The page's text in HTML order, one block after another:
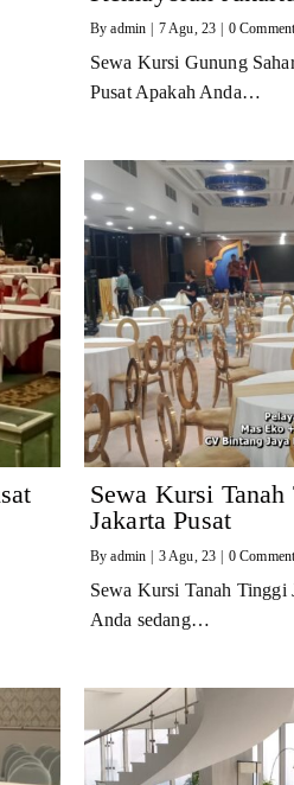
Byadmin 7Agu, 23 0
Sewa Kursi Gunung
Pusat Apakah Anda…
Sewa Kursi
Jakarta Pusat
Byadmin 3Agu, 23 0
Sewa Kursi Tanah Tinggi
Anda sedang…